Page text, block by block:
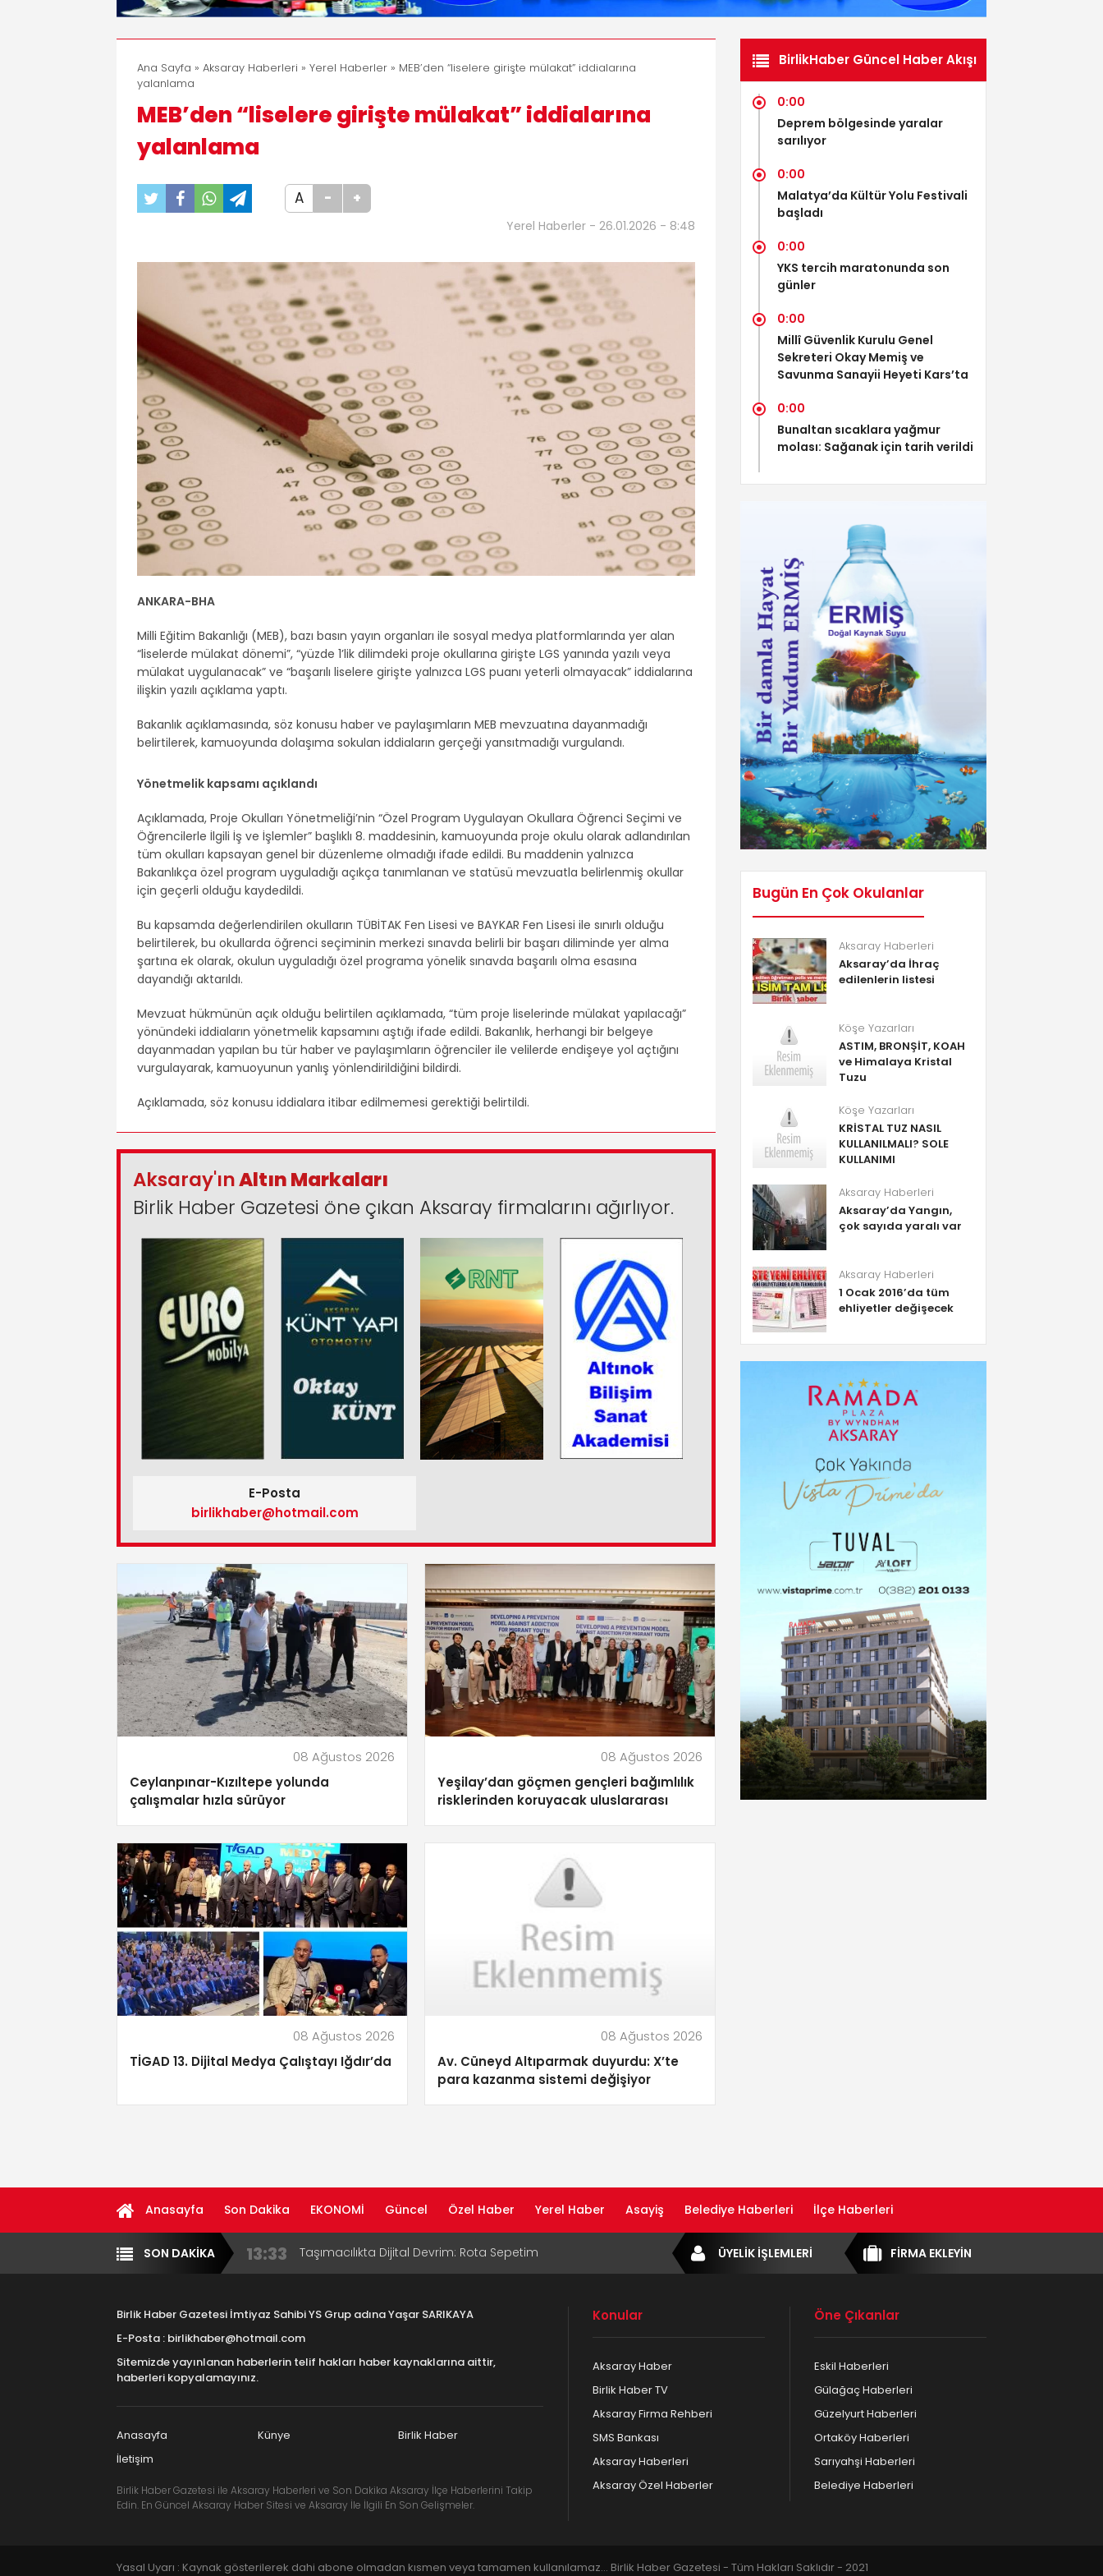
Ana Sayfa » Aksaray Haberleri » Yerel Haberler » MEB’den “liselere girişte mülakat” iddialarına
yalanlama
MEB’den “liselere girişte mülakat” iddialarına
yalanlama
A - +
Yerel Haberler - 26.01.2026 - 8:48
ANKARA-BHA
Milli Eğitim Bakanlığı (MEB), bazı basın yayın organları ile sosyal medya platformlarında yer alan
“liselerde mülakat dönemi”, “yüzde 1’lik dilimdeki proje okullarına girişte LGS yanında yazılı veya
mülakat uygulanacak” ve “başarılı liselere girişte yalnızca LGS puanı yeterli olmayacak” iddialarına
ilişkin yazılı açıklama yaptı.
Bakanlık açıklamasında, söz konusu haber ve paylaşımların MEB mevzuatına dayanmadığı
belirtilerek, kamuoyunda dolaşıma sokulan iddiaların gerçeği yansıtmadığı vurgulandı.
Yönetmelik kapsamı açıklandı
Açıklamada, Proje Okulları Yönetmeliği’nin “Özel Program Uygulayan Okullara Öğrenci Seçimi ve
Öğrencilerle İlgili İş ve İşlemler” başlıklı 8. maddesinin, kamuoyunda proje okulu olarak adlandırılan
tüm okulları kapsayan genel bir düzenleme olmadığı ifade edildi. Bu maddenin yalnızca
Bakanlıkça özel program uyguladığı açıkça tanımlanan ve statüsü mevzuatla belirlenmiş okullar
için geçerli olduğu kaydedildi.
Bu kapsamda değerlendirilen okulların TÜBİTAK Fen Lisesi ve BAYKAR Fen Lisesi ile sınırlı olduğu
belirtilerek, bu okullarda öğrenci seçiminin merkezi sınavda belirli bir başarı diliminde yer alma
şartına ek olarak, okulun uyguladığı özel programa yönelik sınavda başarılı olma esasına
dayandığı aktarıldı.
Mevzuat hükmünün açık olduğu belirtilen açıklamada, “tüm proje liselerinde mülakat yapılacağı”
yönündeki iddiaların yönetmelik kapsamını aştığı ifade edildi. Bakanlık, herhangi bir belgeye
dayanmadan yapılan bu tür haber ve paylaşımların öğrenciler ile velilerde endişeye yol açtığını
vurgulayarak, kamuoyunun yanlış yönlendirildiğini bildirdi.
Açıklamada, söz konusu iddialara itibar edilmemesi gerektiği belirtildi.
Aksaray'ınAltın Markaları
Birlik Haber Gazetesi öne çıkan Aksaray firmalarını ağırlıyor.
E-Posta
birlikhaber@hotmail.com
08 Ağustos 2026
Ceylanpınar-Kızıltepe yolunda
çalışmalar hızla sürüyor
08 Ağustos 2026
Yeşilay’dan göçmen gençleri bağımlılık
risklerinden koruyacak uluslararası
08 Ağustos 2026
TİGAD 13. Dijital Medya Çalıştayı Iğdır’da
08 Ağustos 2026
Av. Cüneyd Altıparmak duyurdu: X’te
para kazanma sistemi değişiyor
BirlikHaber Güncel Haber Akışı
0:00
Deprem bölgesinde yaralar
sarılıyor
0:00
Malatya’da Kültür Yolu Festivali
başladı
0:00
YKS tercih maratonunda son
günler
0:00
Millî Güvenlik Kurulu Genel
Sekreteri Okay Memiş ve
Savunma Sanayii Heyeti Kars’ta
0:00
Bunaltan sıcaklara yağmur
molası: Sağanak için tarih verildi
Bugün En Çok Okulanlar
Aksaray Haberleri
Aksaray’da İhraç
edilenlerin listesi
Köşe Yazarları
ASTIM, BRONŞİT, KOAH
ve Himalaya Kristal
Tuzu
Köşe Yazarları
KRİSTAL TUZ NASIL
KULLANILMALI? SOLE
KULLANIMI
Aksaray Haberleri
Aksaray’da Yangın,
çok sayıda yaralı var
Aksaray Haberleri
1 Ocak 2016’da tüm
ehliyetler değişecek
Anasayfa Son Dakika EKONOMİ Güncel Özel Haber Yerel Haber Asayiş Belediye Haberleri İlçe Haberleri
Yazarlar Diğer
SON DAKİKA 13:33 Taşımacılıkta Dijital Devrim: Rota Sepetim
Çocuklara Bıraktı
16:00 Aksaray Esnaf Rehberi ile Google ve Yapay Zeka
8:23
Birlikhaber.com Yayın Hayatına Başladı | Hızlı ve Akıllı
FİRMA EKLEYİN
ÜYELİK İŞLEMLERİ
Birlik Haber Gazetesi İmtiyaz Sahibi YS Grup adına Yaşar SARIKAYA
E-Posta : birlikhaber@hotmail.com
Sitemizde yayınlanan haberlerin telif hakları haber kaynaklarına aittir,
haberleri kopyalamayınız.
Anasayfa Künye
Birlik Haber
İletişim
Birlik Haber Gazetesi ile Aksaray Haberleri ve Son Dakika Aksaray İlçe Haberlerini Takip
Edin. En Güncel Aksaray Haber Sitesi ve Aksaray İle İlgili En Son Gelişmeler.
Konular
Aksaray Haber
Birlik Haber TV
Aksaray Firma Rehberi
SMS Bankası
Aksaray Haberleri
Aksaray Özel Haberler
Öne Çıkanlar
Eskil Haberleri
Gülağaç Haberleri
Güzelyurt Haberleri
Ortaköy Haberleri
Sarıyahşi Haberleri
Belediye Haberleri
Yasal Uyarı : Kaynak gösterilerek dahi abone olmadan kısmen veya tamamen kullanılamaz... Birlik Haber Gazetesi - Tüm Hakları Saklıdır - 2021